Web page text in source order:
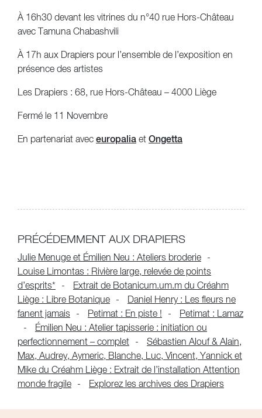
À 16h30 devant les vitrines du n°40 rue Hors-Château
avec Tamuna Chabashvili
À 17h aux Drapiers pour l’ensemble de l’exposition en
présence des artistes
Les Drapiers : 68, rue Hors-Château – 4000 Liège
Fermé le 11 Novembre
En partenariat avec europalia et Ongetta
PRÉCÉDEMMENT AUX DRAPIERS
Julie Menuge et Émilien Neu : Ateliers broderie
Louise Limontas : Rivière large, relevée de points
d’esprits*
Extrait de Botanicum.um.m du Créahm
Liège : Libre Botanique
Daniel Henry : Les fleurs ne
fanent jamais
Petimat : En piste !
Petimat : Lamaz
Émilien Neu : Atelier tapisserie : initiation ou
perfectionnement – complet
Sébastien Alouf & Alain,
Max, Audrey, Aymeric, Blanche, Luc, Vincent, Yannick et
Mike du Créahm Liège : Extrait de l’installation Attention
monde fragile
Explorez les archives des Drapiers